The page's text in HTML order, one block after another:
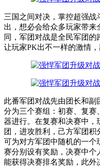
三国之间对决，掌控超强
出，想必会给众多玩家带
同，军团对战是全民军团的
让玩家PK出不一样的激情，
此番军团对战先由团长和
分为三个赛组：初赛、复赛
器进行。在复赛和决赛中
团，进攻胜利，己方军团
可为对方军团中随机的一
赛分别设有奖励，决赛中
能获得决赛排名奖励，此